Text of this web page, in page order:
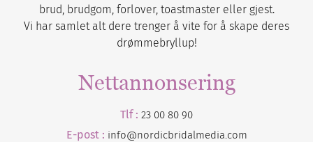
brud, brudgom, forlover, toastmaster eller gjest.
Vi har samlet alt dere trenger å vite for å skape deres
drømmebryllup!
Nettannonsering
Tlf : 23 00 80 90
E-post : info@nordicbridalmedia.com